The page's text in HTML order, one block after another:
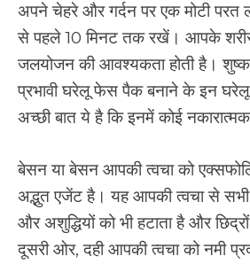
अपने चेहरे और गर्दन पर एक मोटी परत
से पहले 10 मिनट तक रखें। आपके शरीर
जलयोजन की आवश्यकता होती है।
प्रभावी घरेलू फेस पैक बनाने के इन घरेलू
अच्छी बात ये है कि इनमें कोई
बेसन या बेसन आपकी त्वचा को
अद्भुत एजेंट है। यह आपकी त्वचा से
और अशुद्धियों को भी हटाता है और
दूसरी ओर, दही आपकी त्वचा को नमी